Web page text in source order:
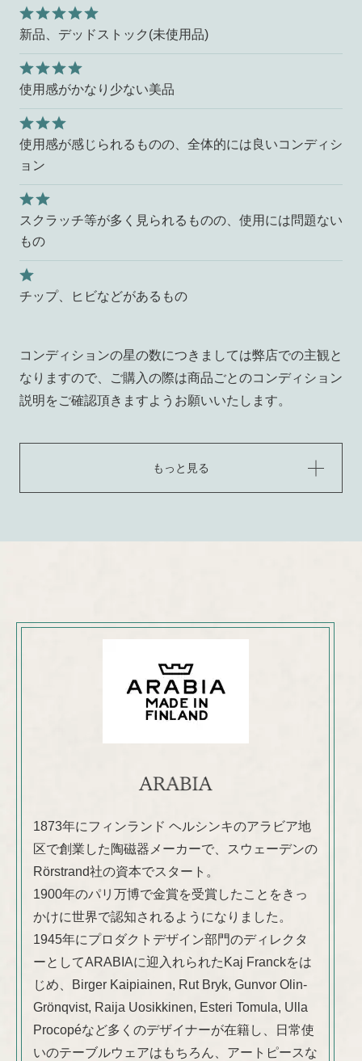
新品、デッドストック(未使用品)
使用感がかなり少ない美品
使用感が感じられるものの、全体的には良いコンディシ
ョン
スクラッチ等が多く見られるものの、使用には問題ない
もの
チップ、ヒビなどがあるもの
コンディションの星の数につきましては弊店での主観と
なりますので、ご購入の際は商品ごとのコンディション
説明をご確認頂きますようお願いいたします。
もっと見る
1873年にフィンランド ヘルシンキのアラビア地
区で創業した陶磁器メーカーで、スウェーデンの
Rörstrand社の資本でスタート。
1900年のパリ万博で金賞を受賞したことをきっ
かけに世界で認知されるようになりました。
1945年にプロダクトデザイン部門のディレクタ
ーとしてARABIAに迎入れられたKaj Franckをは
じめ、Birger Kaipiainen, Rut Bryk, Gunvor Olin-
Grönqvist, Raija Uosikkinen, Esteri Tomula, Ulla
Procopéなど多くのデザイナーが在籍し、日常使
いのテーブルウェアはもちろん、アートピースな